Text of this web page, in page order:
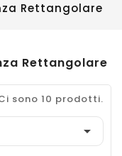
Rettangolare
Rettangolare
sono 10 prodotti.
